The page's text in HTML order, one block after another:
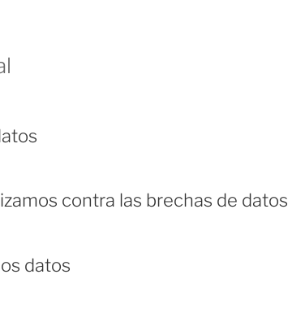
contra las brechas de datos
datos